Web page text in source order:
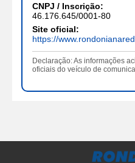
CNPJ / Inscrição:
46.176.645/0001-80
Site oficial:
https://
Declaração: As informações
oficiais do veículo de